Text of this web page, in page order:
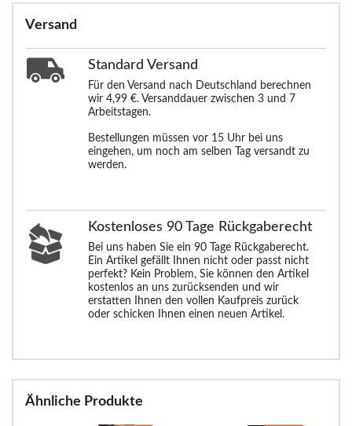
Versand
Standard Versand
Für den Versand nach Deutschland berechnen
wir 4,99 €. Versanddauer zwischen 3 und 7
Arbeitstagen.
Bestellungen müssen vor 15 Uhr bei uns
eingehen, um noch am selben Tag versandt zu
werden.
Kostenloses 90 Tage Rückgaberecht
Bei uns haben Sie ein 90 Tage Rückgaberecht.
Ein Artikel gefällt Ihnen nicht oder passt nicht
perfekt? Kein Problem, Sie können den Artikel
kostenlos an uns zurücksenden und wir
erstatten Ihnen den vollen Kaufpreis zurück
oder schicken Ihnen einen neuen Artikel.
Ähnliche Produkte